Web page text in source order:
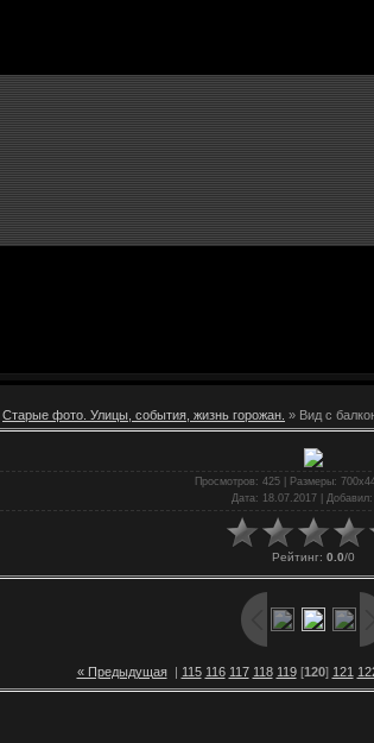
Старые фото. Улицы, события, жизнь горожан. » Вид с
Просмотров: 425 | Размеры:
Дата : 18.07.2017 | Добавил:
Рейтинг: 0.0/0
« Предыдущая| 115 116 117 118 119[120] 121